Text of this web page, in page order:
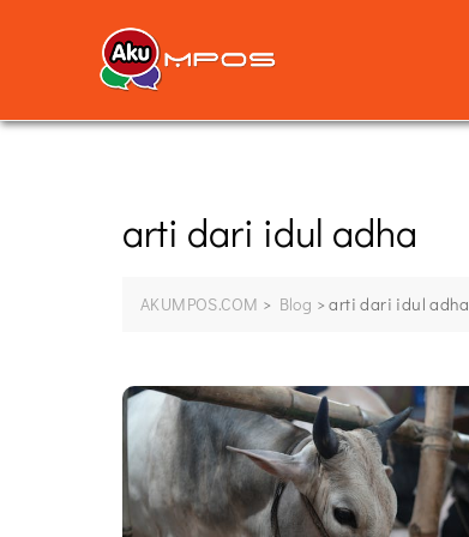
arti dari idul adha
AKUMPOS.COM > Blog >arti dari idul adha